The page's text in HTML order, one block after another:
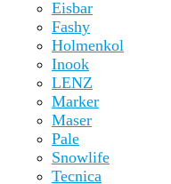
Eisbar
Fashy
Holmenkol
Inook
LENZ
Marker
Maser
Pale
Snowlife
Tecnica